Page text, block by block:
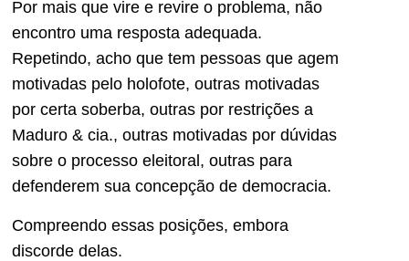
Por mais que vire e revire o problema, não
encontro uma resposta adequada.
Repetindo, acho que tem pessoas que agem
motivadas pelo holofote, outras motivadas
por certa soberba, outras por restrições a
Maduro & cia., outras motivadas por dúvidas
sobre o processo eleitoral, outras para
defenderem sua concepção de democracia.
Compreendo essas posições, embora
discorde delas.